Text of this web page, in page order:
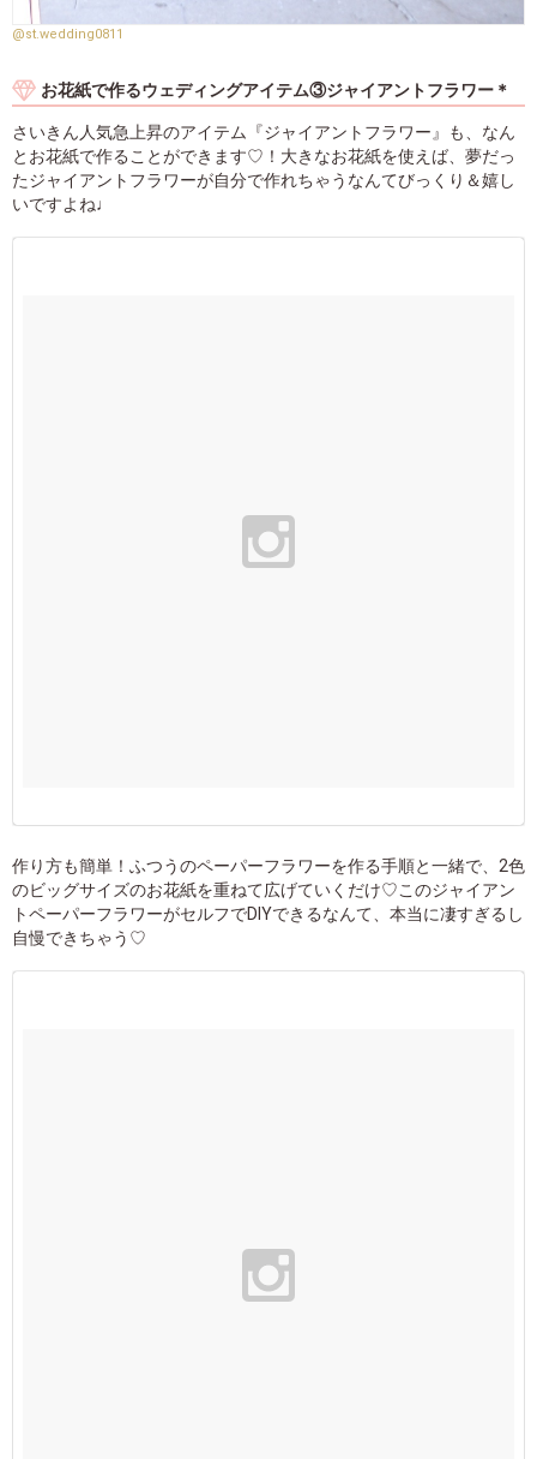
@st.wedding0811
お花紙で作るウェディングアイテム③ジャイアントフラワー＊
さいきん人気急上昇のアイテム『ジャイアントフラワー』も、なん
とお花紙で作ることができます♡！大きなお花紙を使えば、夢だっ
たジャイアントフラワーが自分で作れちゃうなんてびっくり＆嬉し
いですよね♩
作り方も簡単！ふつうのペーパーフラワーを作る手順と一緒で、2色
のビッグサイズのお花紙を重ねて広げていくだけ♡このジャイアン
トペーパーフラワーがセルフでDIYできるなんて、本当に凄すぎるし
自慢できちゃう♡